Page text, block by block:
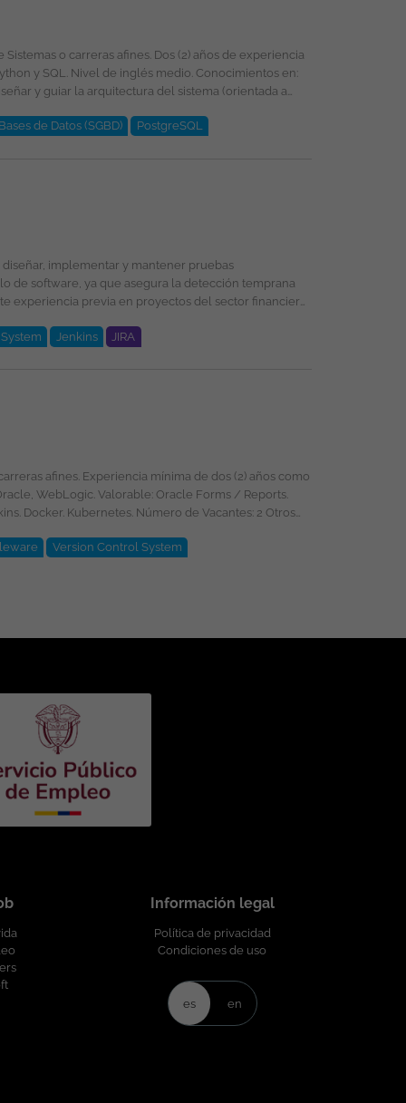
de Datos (SGBD)
PostgreSQL
de software, ya que asegura la detección temprana
Jenkins
JIRA
Version Control System
Información legal
Política de privacidad
Condiciones de uso
es en